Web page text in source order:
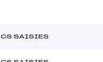
CS SAISIES